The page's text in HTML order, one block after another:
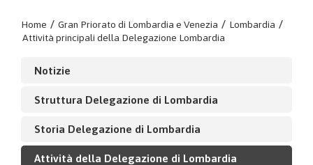
Home / Gran Priorato di Lombardia e Venezia / Lombardia /
Attività principali della Delegazione Lombardia
Notizie
Struttura Delegazione di Lombardia
Storia Delegazione di Lombardia
Attività della Delegazione di Lombardia